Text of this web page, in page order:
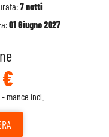
7 notti
01 Giugno 2027
mance incl.